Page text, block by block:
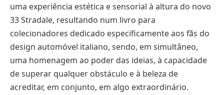
uma experiência estética e sensorial à altura do novo
33 Stradale, resultando num livro para
colecionadores dedicado especificamente aos fãs do
design automóvel italiano, sendo, em simultâneo,
uma homenagem ao poder das ideias, à capacidade
de superar qualquer obstáculo e à beleza de
acreditar, em conjunto, em algo extraordinário.